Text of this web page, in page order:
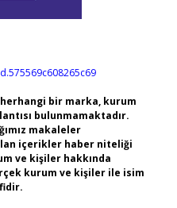
bir marka, kurum
bulunmamaktadır.
makaleler
içerikler haber niteliği
ve kişiler hakkında
kurum ve kişiler ile isim